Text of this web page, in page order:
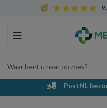
Toggle navigation
Waar bent u naar op zoek?
Winkelwagen
PostNL